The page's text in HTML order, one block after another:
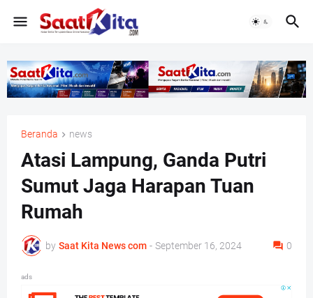
Beranda news
Atasi Lampung, Ganda Putri
Sumut Jaga Harapan Tuan
Rumah
by Saat Kita News com - September 16, 2024 0
ads